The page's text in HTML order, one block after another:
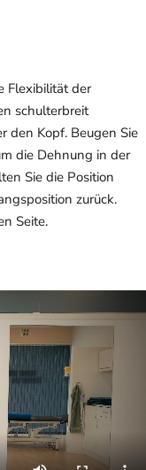
Flexibilität der
schulterbreit
den Kopf. Beugen Sie
die Dehnung in der
Sie die Position
zurück.
Seite.